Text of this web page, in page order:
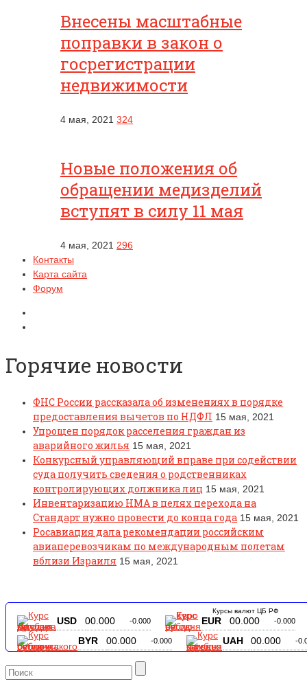
Внесены масштабные
поправки в закон о
госрегистрации
недвижимости
4 мая, 2021 324
Новые положения об
обращении медизделий
вступят в силу 11 мая
4 мая, 2021 296
Контакты
Карта сайта
Форум
Горячие новости
ФНС России рассказала об изменениях в порядке
предоставления вычетов по НДФЛ 15 мая, 2021
Упрощен порядок расселения граждан из
аварийного жилья 15 мая, 2021
Конкурсный управляющий вправе при содействии
суда получить сведения о родственниках
контролирующих должника лиц 15 мая, 2021
Инвентаризацию НМА в целях перехода на
Стандарт нужно провести до конца года 15 мая, 2021
Росавиация дала рекомендации российским
авиаперевозчикам по международным полетам
вблизи Израиля 15 мая, 2021
Курсы валют ЦБ РФ
USD 00.000 -0.000 EUR 00.000 -0.000
BYR 00.000 -0.000 UAH 00.000 -